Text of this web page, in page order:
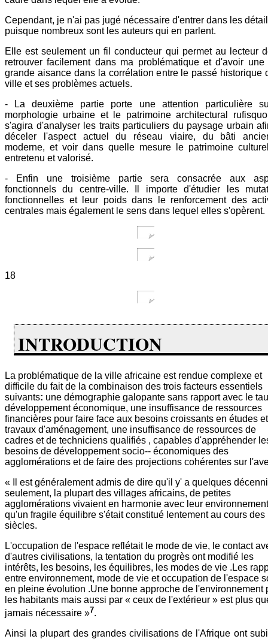
Cependant, je n'ai pas jugé nécessaire d'entrer dans les
puisque nombreux sont les auteurs qui en parlent.
Elle est seulement un fil conducteur qui permet au lecteur
retrouver facilement dans ma problématique et d'avoir une
grande aisance dans la corrélation entre le passé historique
ville et ses problèmes actuels.
- La deuxième partie porte une attention particulière
morphologie urbaine et le patrimoine architectural
s'agira d'analyser les traits particuliers du paysage urbain
déceler l'aspect actuel du réseau viaire, du bâti
moderne, et voir dans quelle mesure le patrimoine
entretenu et valorisé.
- Enfin une troisième partie sera consacrée aux
fonctionnels du centre-ville. Il importe d'étudier les
fonctionnelles et leur poids dans le renforcement des
centrales mais également le sens dans lequel elles s'opèrent.
18
INTRODUCTION
La problématique de la ville africaine est rendue complexe et
difficile du fait de la combinaison des trois facteurs essentiels
suivants: une démographie galopante sans rapport avec le
développement économique, une insuffisance de ressources
financières pour faire face aux besoins croissants en études et
travaux d'aménagement, une insuffisance de ressources de
cadres et de techniciens qualifiés , capables d'appréhender
besoins de développement socio-- économiques des
agglomérations et de faire des projections cohérentes sur
« Il est généralement admis de dire qu'il y' a quelques
seulement, la plupart des villages africains, de petites
agglomérations vivaient en harmonie avec leur environnement
qu'un fragile équilibre s'était constitué lentement au cours des
siècles.
L'occupation de l'espace reflétait le mode de vie, le contact
d'autres civilisations, la tentation du progrès ont modifié les
intérêts, les besoins, les équilibres, les modes de vie .Les
entre environnement, mode de vie et occupation de l'espace
en pleine évolution .Une bonne approche de l'environnement
les habitants mais aussi par « ceux de l'extérieur » est plus
jamais nécessaire »7.
Ainsi la plupart des grandes civilisations de l'Afrique ont